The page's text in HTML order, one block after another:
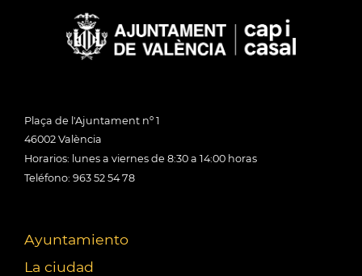
Plaça de l'Ajuntament nº 1
46002 València
Horarios: lunes a viernes de 8:30 a 14:00 horas
Teléfono: 963 52 54 78
Ayuntamiento
La ciudad